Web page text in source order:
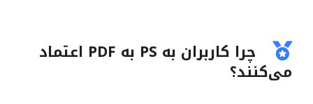
چرا کاربران به PS به PDF اعتماد
می‌کنند؟